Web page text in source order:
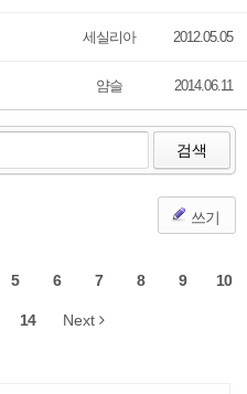
세실리아 2012.05.05
얌슬 2014.06.11
검색
쓰기
5 6 7 8 9 10
14 Next